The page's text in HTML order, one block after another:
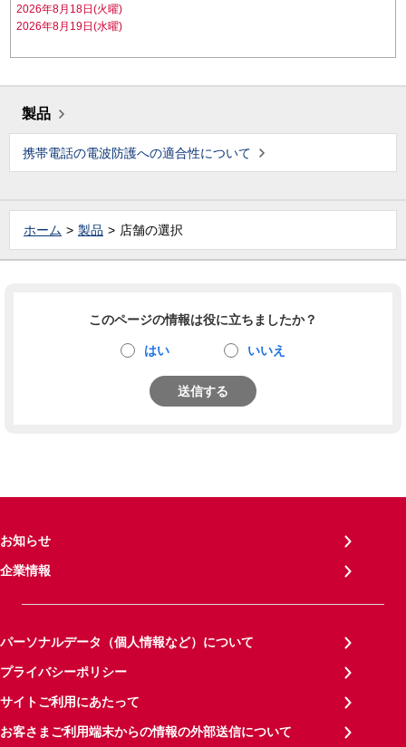
2026年8月18日(火曜)
2026年8月19日(水曜)
製品
携帯電話の電波防護への適合性について
ホーム 製品 店舗の選択
このページの情報は役に立ちましたか？
はい いいえ
送信する
お知らせ
企業情報
パーソナルデータ（個人情報など）について
プライバシーポリシー
サイトご利用にあたって
お客さまご利用端末からの情報の外部送信について